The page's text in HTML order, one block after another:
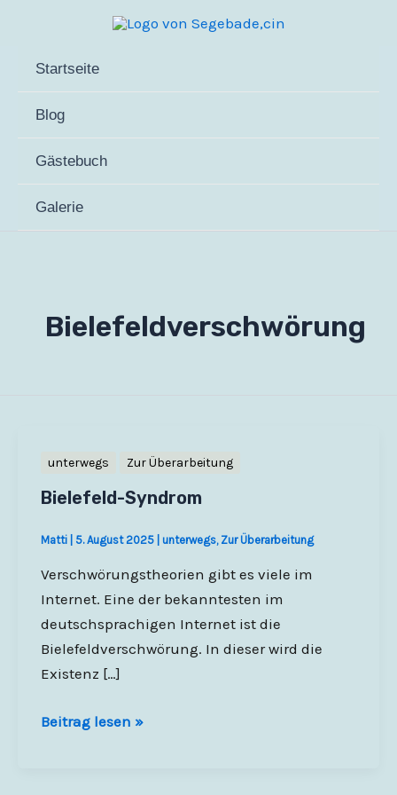
springenStartseite
Blog
Gästebuch
Galerie
Bielefeldverschwörung
unterwegs Zur Überarbeitung
Bielefeld-Syndrom
Matti 5. August 2025 unterwegs, Zur Überarbeitung
Verschwörungstheorien gibt es viele im
Internet. Eine der bekanntesten im
deutschsprachigen Internet ist die
Bielefeldverschwörung. In dieser wird die
Existenz […]
Bielefeld-
Beitrag lesen »